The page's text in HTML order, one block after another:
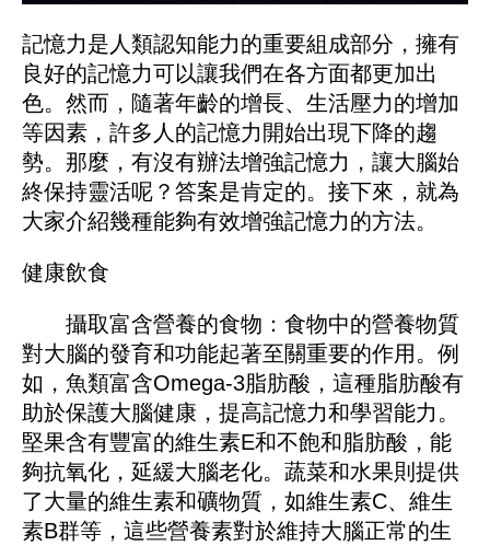
記憶力是人類認知能力的重要組成部分，擁有
良好的記憶力可以讓我們在各方面都更加出
色。然而，隨著年齡的增長、生活壓力的增加
等因素，許多人的記憶力開始出現下降的趨
勢。那麼，有沒有辦法增強記憶力，讓大腦始
終保持靈活呢？答案是肯定的。接下來，就為
大家介紹幾種能夠有效增強記憶力的方法。
健康飲食
攝取富含營養的食物：食物中的營養物質
對大腦的發育和功能起著至關重要的作用。例
如，魚類富含Omega-3脂肪酸，這種脂肪酸有
助於保護大腦健康，提高記憶力和學習能力。
堅果含有豐富的維生素E和不飽和脂肪酸，能
夠抗氧化，延緩大腦老化。蔬菜和水果則提供
了大量的維生素和礦物質，如維生素C、維生
素B群等，這些營養素對於維持大腦正常的生